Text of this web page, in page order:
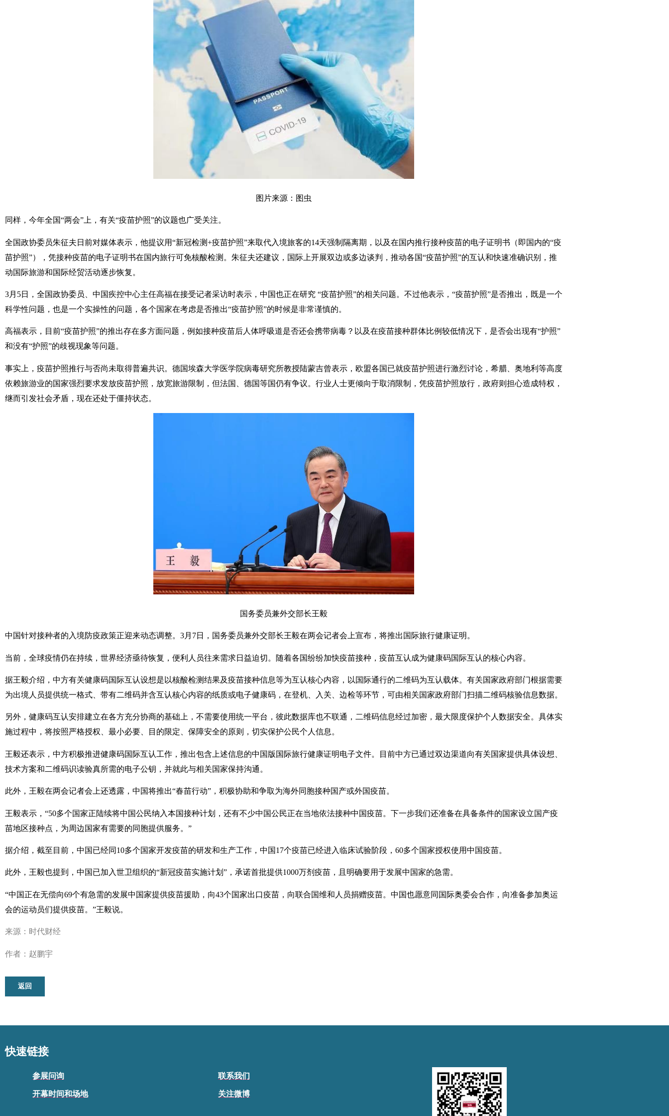
图片来源：图虫
同样，今年全国“两会”上，有关“疫苗护照”的议题也广受关注。
全国政协委员朱征夫日前对媒体表示，他提议用“新冠检测+疫苗护照”来取代入境旅客的14天强制隔离期，以及在国内推行接种疫苗的电子证明书（即国内的“疫
苗护照”），凭接种疫苗的电子证明书在国内旅行可免核酸检测。朱征夫还建议，国际上开展双边或多边谈判，推动各国“疫苗护照”的互认和快速准确识别，推
动国际旅游和国际经贸活动逐步恢复。
3月5日，全国政协委员、中国疾控中心主任高福在接受记者采访时表示，中国也正在研究 “疫苗护照”的相关问题。不过他表示，“疫苗护照”是否推出，既是一个
科学性问题，也是一个实操性的问题，各个国家在考虑是否推出“疫苗护照”的时候是非常谨慎的。
高福表示，目前“疫苗护照”的推出存在多方面问题，例如接种疫苗后人体呼吸道是否还会携带病毒？以及在疫苗接种群体比例较低情况下，是否会出现有“护照”
和没有“护照”的歧视现象等问题。
事实上，疫苗护照推行与否尚未取得普遍共识。德国埃森大学医学院病毒研究所教授陆蒙吉曾表示，欧盟各国已就疫苗护照进行激烈讨论，希腊、奥地利等高度
依赖旅游业的国家强烈要求发放疫苗护照，放宽旅游限制，但法国、德国等国仍有争议。行业人士更倾向于取消限制，凭疫苗护照放行，政府则担心造成特权，
继而引发社会矛盾，现在还处于僵持状态。
国务委员兼外交部长王毅
中国针对接种者的入境防疫政策正迎来动态调整。3月7日，国务委员兼外交部长王毅在两会记者会上宣布，将推出国际旅行健康证明。
当前，全球疫情仍在持续，世界经济亟待恢复，便利人员往来需求日益迫切。随着各国纷纷加快疫苗接种，疫苗互认成为健康码国际互认的核心内容。
据王毅介绍，中方有关健康码国际互认设想是以核酸检测结果及疫苗接种信息等为互认核心内容，以国际通行的二维码为互认载体。有关国家政府部门根据需要
为出境人员提供统一格式、带有二维码并含互认核心内容的纸质或电子健康码，在登机、入关、边检等环节，可由相关国家政府部门扫描二维码核验信息数据。
另外，健康码互认安排建立在各方充分协商的基础上，不需要使用统一平台，彼此数据库也不联通，二维码信息经过加密，最大限度保护个人数据安全。具体实
施过程中，将按照严格授权、最小必要、目的限定、保障安全的原则，切实保护公民个人信息。
王毅还表示，中方积极推进健康码国际互认工作，推出包含上述信息的中国版国际旅行健康证明电子文件。目前中方已通过双边渠道向有关国家提供具体设想、
技术方案和二维码识读验真所需的电子公钥，并就此与相关国家保持沟通。
此外，王毅在两会记者会上还透露，中国将推出“春苗行动”，积极协助和争取为海外同胞接种国产或外国疫苗。
王毅表示，“50多个国家正陆续将中国公民纳入本国接种计划，还有不少中国公民正在当地依法接种中国疫苗。下一步我们还准备在具备条件的国家设立国产疫
苗地区接种点，为周边国家有需要的同胞提供服务。”
据介绍，截至目前，中国已经同10多个国家开发疫苗的研发和生产工作，中国17个疫苗已经进入临床试验阶段，60多个国家授权使用中国疫苗。
此外，王毅也提到，中国已加入世卫组织的“新冠疫苗实施计划”，承诺首批提供1000万剂疫苗，且明确要用于发展中国家的急需。
“中国正在无偿向69个有急需的发展中国家提供疫苗援助，向43个国家出口疫苗，向联合国维和人员捐赠疫苗。中国也愿意同国际奥委会合作，向准备参加奥运
会的运动员们提供疫苗。”王毅说。
来源：时代财经
作者：赵鹏宇
返回
快速链接
参展问询
开幕时间和场地
联系我们
关注微博